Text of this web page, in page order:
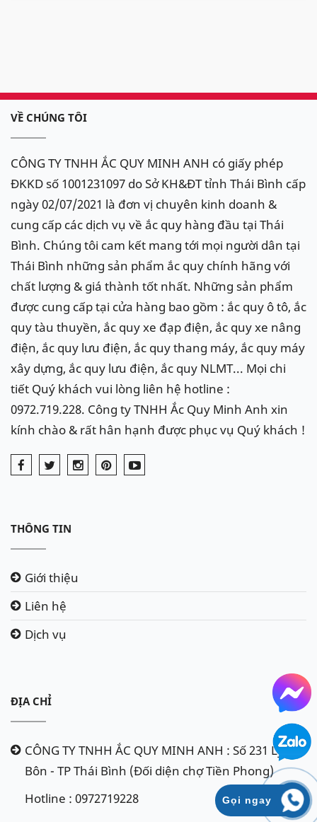
VỀ CHÚNG TÔI
CÔNG TY TNHH ẮC QUY MINH ANH có giấy phép
ĐKKD số 1001231097 do Sở KH&ĐT tỉnh Thái Bình cấp
ngày 02/07/2021 là đơn vị chuyên kinh doanh &
cung cấp các dịch vụ về ắc quy hàng đầu tại Thái
Bình. Chúng tôi cam kết mang tới mọi người dân tại
Thái Bình những sản phẩm ắc quy chính hãng với
chất lượng & giá thành tốt nhất. Những sản phẩm
được cung cấp tại cửa hàng bao gồm : ắc quy ô tô, ắc
quy tàu thuyền, ắc quy xe đạp điện, ắc quy xe nâng
điện, ắc quy lưu điện, ắc quy thang máy, ắc quy máy
xây dựng, ắc quy lưu điện, ắc quy NLMT... Mọi chi
tiết Quý khách vui lòng liên hệ hotline :
0972.719.228. Công ty TNHH Ắc Quy Minh Anh xin
kính chào & rất hân hạnh được phục vụ Quý khách !
THÔNG TIN
Giới thiệu
Liên hệ
Dịch vụ
ĐỊA CHỈ
CÔNG TY TNHH ẮC QUY MINH ANH : Số 231 Lý
Bôn - TP Thái Bình (Đối diện chợ Tiền Phong)
Hotline : 0972719228
Gọi ngay